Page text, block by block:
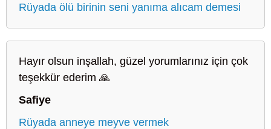
Rüyada ölü birinin seni yanıma alıcam demesi
Hayır olsun inşallah, güzel yorumlarınız için çok
teşekkür ederim 🙏
Safiye
Rüyada anneye meyve vermek